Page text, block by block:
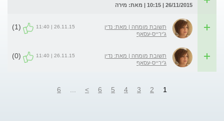
26/11/2015 | 10:15 | מאת: מירה
תשובת מומחה | מאת: נדין
ג'ירייס-עסאף
26.11.15 | 11:40
(1)
תשובת מומחה | מאת: נדין
ג'ירייס-עסאף
26.11.15 | 11:40
(0)
1
2
3
4
5
6
>
6